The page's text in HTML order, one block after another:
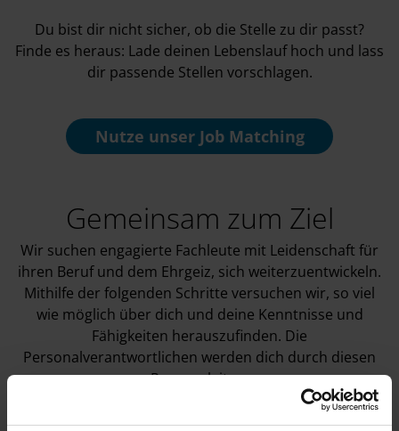
Du bist dir nicht sicher, ob die Stelle zu dir passt?
Finde es heraus: Lade deinen Lebenslauf hoch und lass
dir passende Stellen vorschlagen.
Nutze unserJob Matching
Gemeinsam zum Ziel
Wir suchen engagierte Fachleute mit Leidenschaft für
ihren Beruf und dem Ehrgeiz, sich weiterzuentwickeln.
Mithilfe der folgenden Schritte versuchen wir, so viel
wie möglich über dich und deine Kenntnisse und
Fähigkeiten herauszufinden. Die
Personalverantwortlichen werden dich durch diesen
Prozess leiten.
Wir freuen uns auf deine Bewerbung. Bei Deloitte